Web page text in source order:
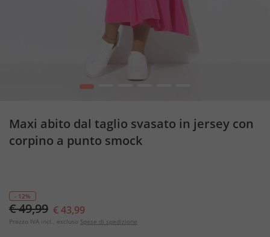
1
Maxi abito dal taglio svasato in jersey con
corpino a punto smock
- 12%
€ 49,99 € 43,99
Prezzo IVA incl., escluso Spese di spedizione